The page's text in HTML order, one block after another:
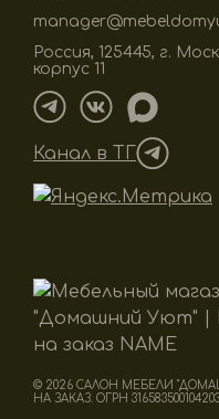
Россия, 125445, г.
корпус 11
Канал в ТГ
© 2026 САЛОН МЕБЕЛИ
НА ЗАКАЗ. ОГРН 316583500104203